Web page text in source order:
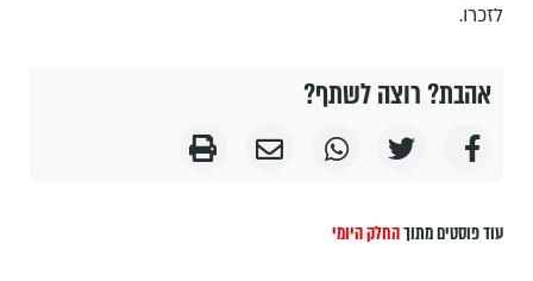
לזכרו.
אהבת? רוצה לשתף?
עוד פוסטים מתוךהחלק היומי